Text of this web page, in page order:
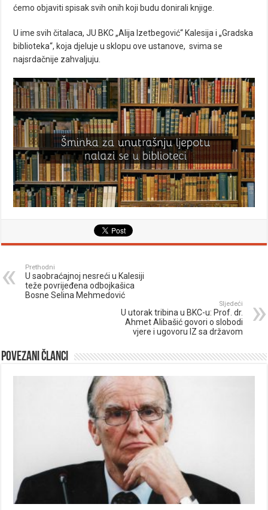
ćemo objaviti spisak svih onih koji budu donirali knjige.
U ime svih čitalaca, JU BKC „Alija Izetbegović“ Kalesija i „Gradska
biblioteka“, koja djeluje u sklopu ove ustanove, svima se
najsrdačnije zahvaljuju.
Prethodni
U saobraćajnoj nesreći u Kalesiji
teže povrijeđena odbojkašica
Bosne Selina Mehmedović
Sljedeći
U utorak tribina u BKC-u: Prof. dr.
Ahmet Alibašić govori o slobodi
vjere i ugovoru IZ sa državom
Povezani članci